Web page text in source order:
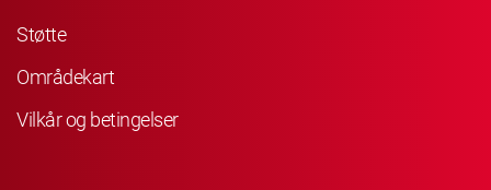
Støtte
Områdekart
Vilkår og betingelser